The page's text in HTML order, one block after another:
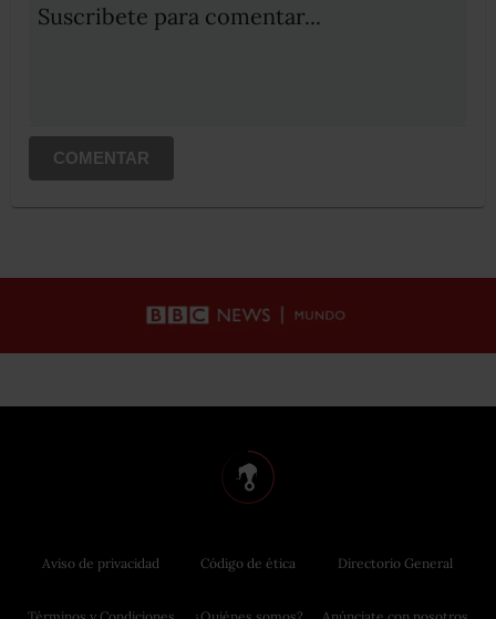
Suscribete para comentar...
COMENTAR
Aviso de privacidad Código de ética Directorio General